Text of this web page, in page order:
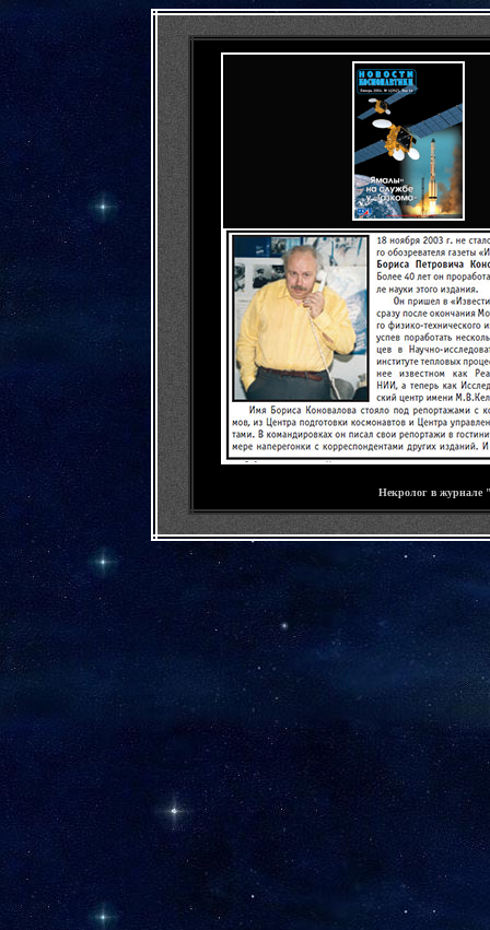
Некролог в журнале